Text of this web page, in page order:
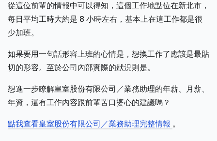
從這位前輩的情報中可以得知，這個工作地點位在新北市，
每日平均工時大約是 8 小時左右，基本上在這工作都是很
少加班。
如果要用一句話形容上班的心情是，想換工作了應該是最貼
切的形容。至於公司內部實際的狀況則是。
想進一步瞭解皇室股份有限公司／業務助理的年薪、月薪、
年資，還有工作內容跟前輩苦口婆心的建議嗎？
點我查看皇室股份有限公司／業務助理完整情報 。